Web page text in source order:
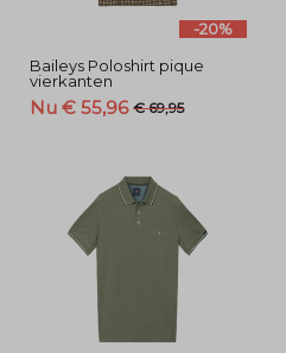
-20%
Baileys Poloshirt pique
vierkanten
Nu € 55,96 € 69,95